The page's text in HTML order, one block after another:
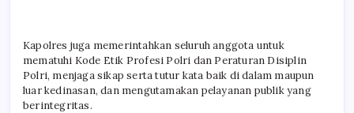
Kapolres juga memerintahkan seluruh anggota untuk
mematuhi Kode Etik Profesi Polri dan Peraturan Disiplin
Polri, menjaga sikap serta tutur kata baik di dalam maupun
luar kedinasan, dan mengutamakan pelayanan publik yang
berintegritas.